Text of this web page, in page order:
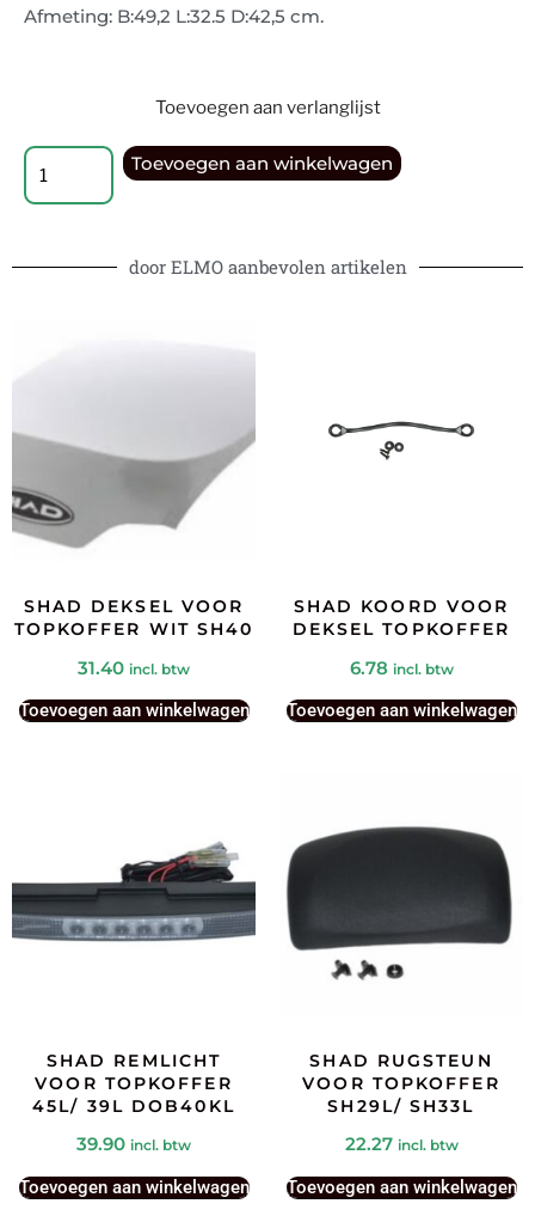
Afmeting: B:49,2 L:32.5 D:42,5 cm.
Toevoegen aan verlanglijst
Toevoegen aan winkelwagen
door ELMO aanbevolen artikelen
SHAD DEKSEL VOOR
TOPKOFFER WIT SH40
31.40 incl. btw
Toevoegen aan winkelwagen
SHAD KOORD VOOR
DEKSEL TOPKOFFER
6.78 incl. btw
Toevoegen aan winkelwagen
SHAD REMLICHT
VOOR TOPKOFFER
45L/ 39L DOB40KL
39.90 incl. btw
Toevoegen aan winkelwagen
SHAD RUGSTEUN
VOOR TOPKOFFER
SH29L/ SH33L
22.27 incl. btw
Toevoegen aan winkelwagen